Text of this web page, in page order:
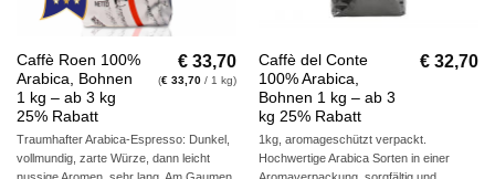
Caffè Roen 100%
Arabica, Bohnen
1 kg – ab 3 kg
25% Rabatt
€ 33,70
(€ 33,70 / 1 kg)
Traumhafter Arabica-Espresso: Dunkel,
vollmundig, zarte Würze, dann leicht
Caffè del Conte
100% Arabica,
Bohnen 1 kg – ab 3
kg 25% Rabatt
€ 32,70
1kg, aromageschützt verpackt.
Hochwertige Arabica Sorten in einer